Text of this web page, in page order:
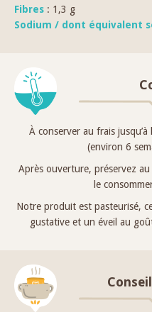
Fibres : 1,3 g
Sodium / dont équivalent
À conserver au frais
(environ 6
Après ouverture, préservez
le
Notre produit est pasteurisé,
gustative et un éveil au